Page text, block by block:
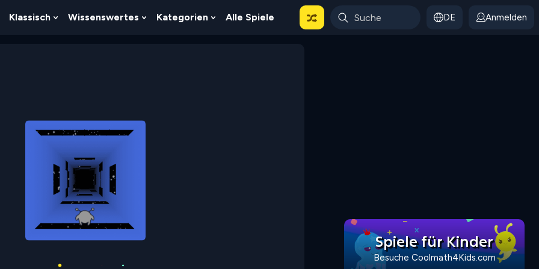
Show
Klassisch
Show
Wissenswertes
Show
Kategorien
Show
Alle Spiele DE Anmelden
Spiele für Kinder
Besuche Coolmath4Kids.com